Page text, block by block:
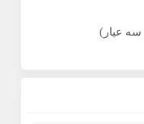
سه عیار)